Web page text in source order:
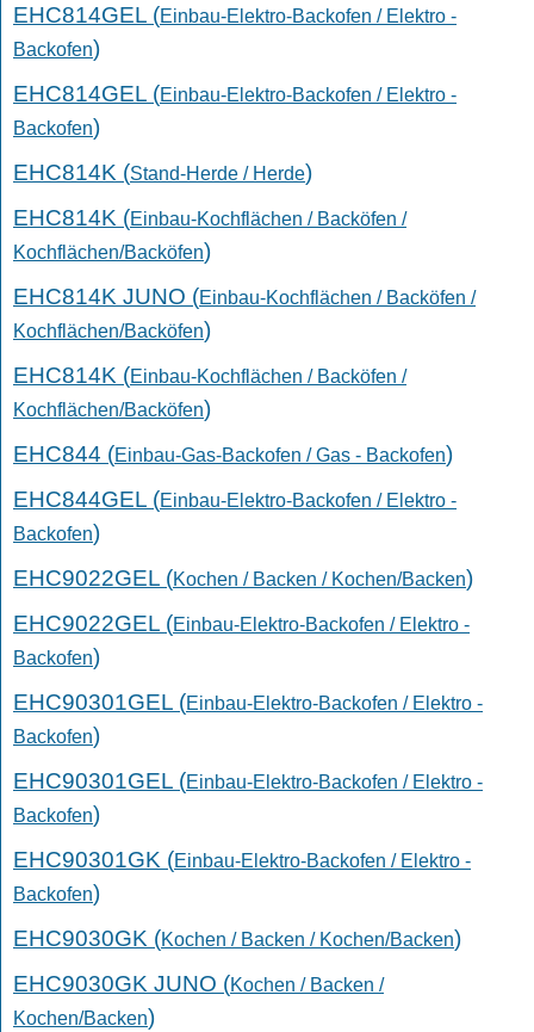
EHC814GEL (Einbau-Elektro-Backofen / Elektro -
Backofen)
EHC814GEL (Einbau-Elektro-Backofen / Elektro -
Backofen)
EHC814K (Stand-Herde / Herde)
EHC814K (Einbau-Kochflächen / Backöfen /
Kochflächen/Backöfen)
EHC814K JUNO (Einbau-Kochflächen / Backöfen /
Kochflächen/Backöfen)
EHC814K (Einbau-Kochflächen / Backöfen /
Kochflächen/Backöfen)
EHC844 (Einbau-Gas-Backofen / Gas - Backofen)
EHC844GEL (Einbau-Elektro-Backofen / Elektro -
Backofen)
EHC9022GEL (Kochen / Backen / Kochen/Backen)
EHC9022GEL (Einbau-Elektro-Backofen / Elektro -
Backofen)
EHC90301GEL (Einbau-Elektro-Backofen / Elektro -
Backofen)
EHC90301GEL (Einbau-Elektro-Backofen / Elektro -
Backofen)
EHC90301GK (Einbau-Elektro-Backofen / Elektro -
Backofen)
EHC9030GK (Kochen / Backen / Kochen/Backen)
EHC9030GK JUNO (Kochen / Backen /
Kochen/Backen)